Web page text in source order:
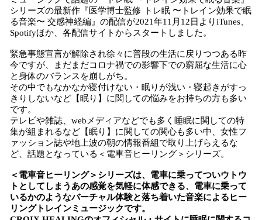
シリーズの最新作『医学博士監修 トレ眠 〜トレイン効果で眠
る音楽〜 交感神経編』の配信が2021年11月12日よりiTunes、
Spotifyほか、各配信サイトからスタートしました。
緊急事態宣言が解除され徐々に普段の生活に戻りつつある昨
今ですが、まだまだコロナ禍での影響下での窮屈な生活に心
と身体のバランスを崩しがち。
その中でもなかなか寝付けない・眠りが浅い・寝起きがすっ
きりしないなど【眠り】に関しての悩みをお持ちの方も多い
です。
テレビや雑誌、webメディアなどでも多く睡眠に関しての特
集が組まれるなど【眠り】に関しての関心も多い中、女性フ
ァッション誌や地上波の朝の情報番組で取り上げらえるな
ど、話題となっている＜電車音ヒーリング＞シリーズ。
＜電車音ヒーリング＞シリーズは、電車に乗ってついウトウ
トとしてしまうあの感覚を気軽に体感できる、電車に乗って
いるかのようなバーチャル体験と落ち着いた音楽によるヒー
リングトレインミュージックです。